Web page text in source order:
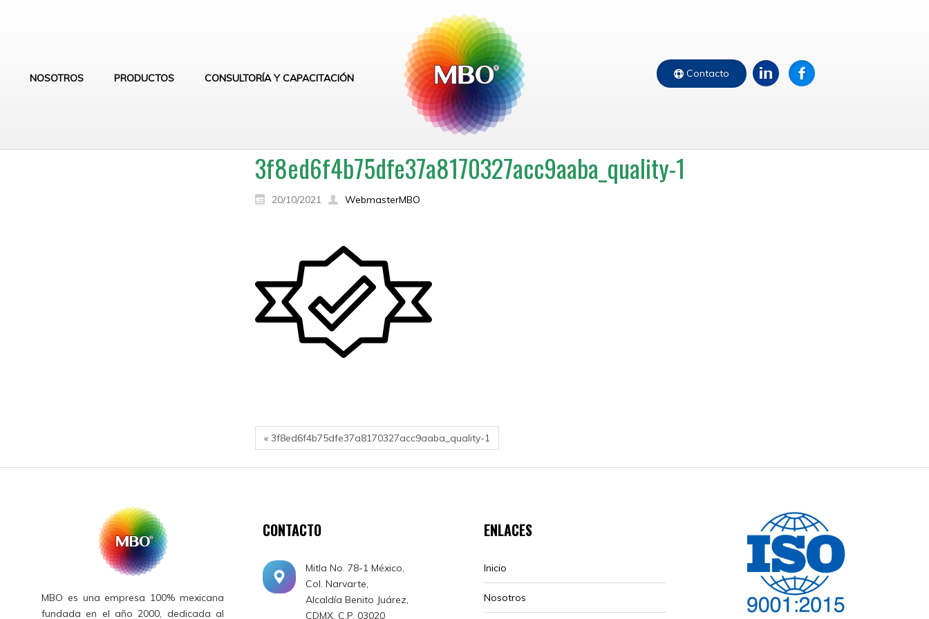
NOSOTROS PRODUCTOS CONSULTORÍA Y CAPACITACIÓN Contacto
3f8ed6f4b75dfe37a8170327acc9aaba_quality-1
20/10/2021 WebmasterMBO
« 3f8ed6f4b75dfe37a8170327acc9aaba_quality-1
MBO es una empresa 100% mexicana
fundada en el año 2000, dedicada al
CONTACTO
Mitla No. 78-1 México,
Col. Narvarte,
Alcaldía Benito Juárez,
CDMX, C.P. 03020
ENLACES
Inicio
Nosotros